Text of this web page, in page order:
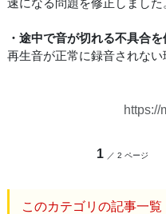
速になる問題を修正しました
・途中で音が切れる不具合
再生音が正常に録音されない
https://
1 ／ 2 ページ
このカテゴリの記事一覧